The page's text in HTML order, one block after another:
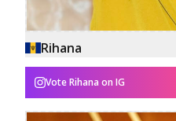
Rihana
VoteRihana on IG